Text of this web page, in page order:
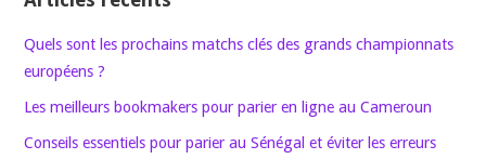
Quels sont les prochains matchs clés des grands championnats
européens ?
Les meilleurs bookmakers pour parier en ligne au Cameroun
Conseils essentiels pour parier au Sénégal et éviter les erreurs